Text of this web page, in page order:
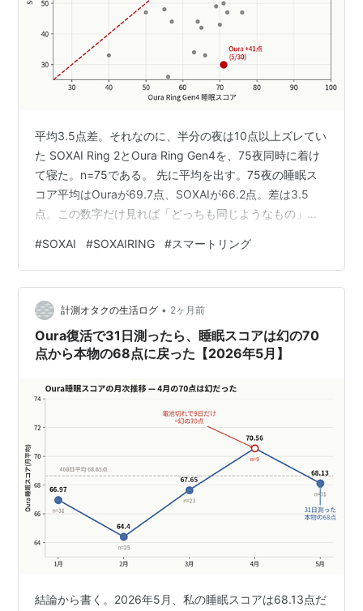
平均3.5点差。それなのに、半分の夜は10点以上ズレてい
た SOXAI Ring 2とOura Ring Gen4を、75夜同時に着け
て寝た。n=75である。 先に平均を出す。75夜の睡眠ス
コア平均はOuraが69.7点、SOXAIが66.2点。差は3.5
点。この数字だけ見れば「どっちも同じようなもの」で
は平均12.6点。75夜のうち38夜、つまり半分以上の夜で
10点以上ズレていた。20点以上ズレた夜が20夜。5点以
内に収まった夜は23夜しかない。 平均は仲良し、毎晩は
喧嘩。この2つのリングは、そういう関係だった。 実測
データ:75夜の突…
#SOXAI #SOXAIRING #スマートリング
計測オタクの生活ログ • 2ヶ月前
Oura復活で31日測ったら、睡眠スコアは幻の70
点から本物の68点に戻った【2026年5月】
結論から書く。2026年5月、私の睡眠スコアは68.13点だ